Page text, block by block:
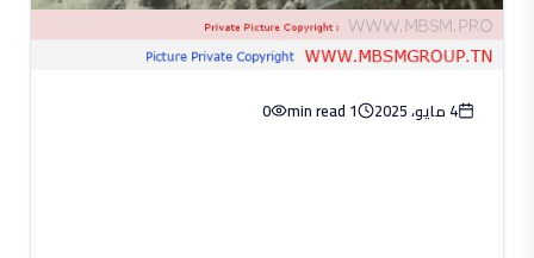
4 مايو، 2025 1 min read
0